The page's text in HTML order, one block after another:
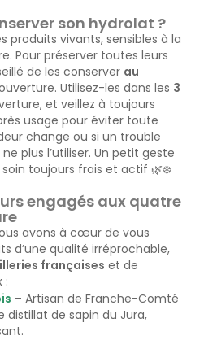
son hydrolat ?
produits vivants, sensibles à la
Pour préserver toutes leurs
de les conserver au
Utilisez-les dans les 3
et veillez à toujours
usage pour éviter toute
change ou si un trouble
plus l’utiliser. Un petit geste
toujours frais et actif 🌿❄️
engagés aux quatre
avons à cœur de vous
d’une qualité irréprochable,
françaises et de
:
– Artisan de Franche-Comté
distillat de sapin du Jura,